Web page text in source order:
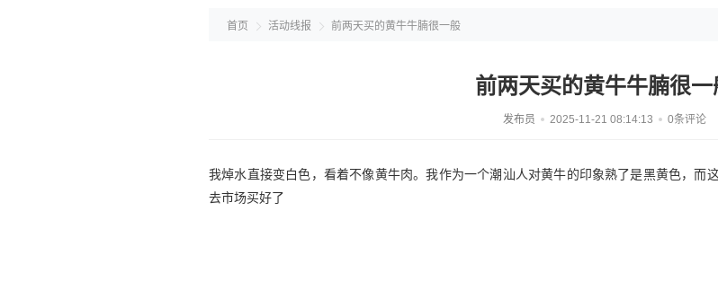
首页 活动线报 前两天买的黄牛牛腩很一般
前两天买的黄牛牛腩很一
发布员 2025-11-21 08:14:13 0条评论
我焯水直接变白色，看着不像黄牛肉。我作为一个潮汕人对黄牛的印象熟了是黑黄色，而
去市场买好了